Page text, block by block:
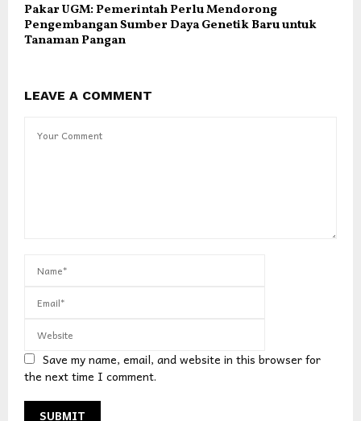
Pakar UGM: Pemerintah Perlu Mendorong
Pengembangan Sumber Daya Genetik Baru untuk
Tanaman Pangan
LEAVE A COMMENT
Save my name, email, and website in this browser for
the next time I comment.